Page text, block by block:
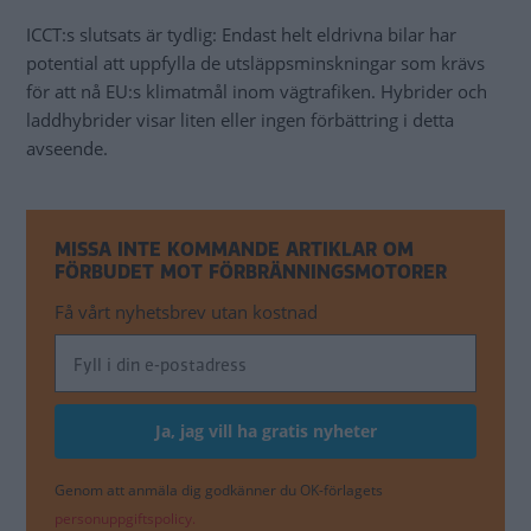
ICCT:s slutsats är tydlig: Endast helt eldrivna bilar har
potential att uppfylla de utsläppsminskningar som krävs
för att nå EU:s klimatmål inom vägtrafiken. Hybrider och
laddhybrider visar liten eller ingen förbättring i detta
avseende.
MISSA INTE KOMMANDE ARTIKLAR OM
FÖRBUDET MOT FÖRBRÄNNINGSMOTORER
Få vårt nyhetsbrev utan kostnad
Genom att anmäla dig godkänner du OK-förlagets
personuppgiftspolicy.